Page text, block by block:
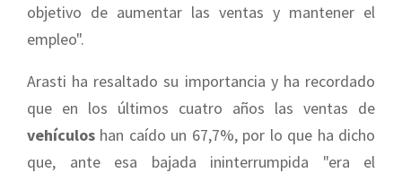
objetivo de aumentar las ventas y mantener el
empleo".
Arasti ha resaltado su importancia y ha recordado
que en los últimos cuatro años las ventas de
vehículos han caído un 67,7%, por lo que ha dicho
que, ante esa bajada ininterrumpida "era el